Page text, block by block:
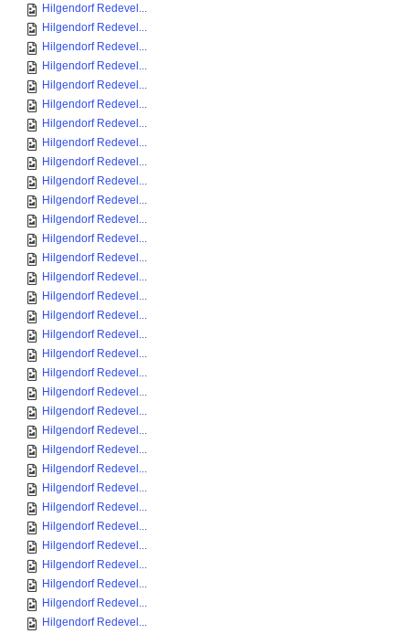
Hilgendorf Redevel...
Hilgendorf Redevel...
Hilgendorf Redevel...
Hilgendorf Redevel...
Hilgendorf Redevel...
Hilgendorf Redevel...
Hilgendorf Redevel...
Hilgendorf Redevel...
Hilgendorf Redevel...
Hilgendorf Redevel...
Hilgendorf Redevel...
Hilgendorf Redevel...
Hilgendorf Redevel...
Hilgendorf Redevel...
Hilgendorf Redevel...
Hilgendorf Redevel...
Hilgendorf Redevel...
Hilgendorf Redevel...
Hilgendorf Redevel...
Hilgendorf Redevel...
Hilgendorf Redevel...
Hilgendorf Redevel...
Hilgendorf Redevel...
Hilgendorf Redevel...
Hilgendorf Redevel...
Hilgendorf Redevel...
Hilgendorf Redevel...
Hilgendorf Redevel...
Hilgendorf Redevel...
Hilgendorf Redevel...
Hilgendorf Redevel...
Hilgendorf Redevel...
Hilgendorf Redevel...